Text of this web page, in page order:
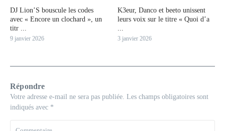
DJ Lion’S bouscule les codes
avec « Encore un clochard », un
titr ...
9 janvier 2026
K3eur, Danco et beeto unissent
leurs voix sur le titre « Quoi d’a
3 janvier 2026
Répondre
Votre adresse e-mail ne sera pas publiée. Les champs obligatoires sont
indiqués avec *